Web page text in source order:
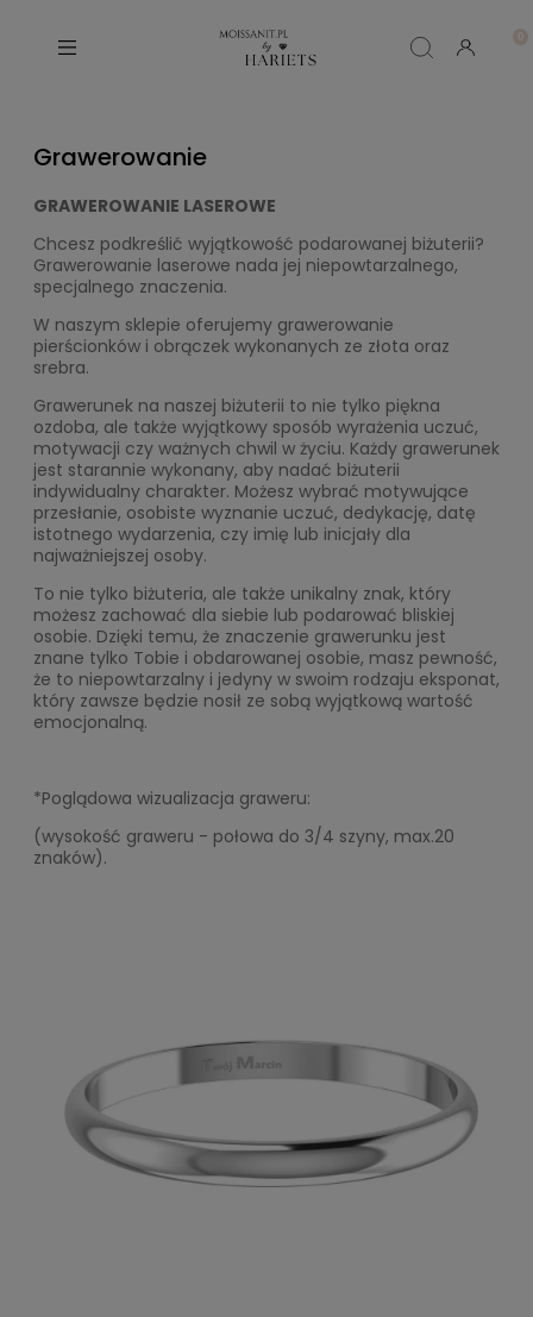
Grawerowanie
GRAWEROWANIE LASEROWE
Chcesz podkreślić wyjątkowość podarowanej biżuterii?
Grawerowanie laserowe nada jej niepowtarzalnego,
specjalnego znaczenia.
W naszym sklepie oferujemy grawerowanie
pierścionków i obrączek wykonanych ze złota oraz
srebra.
Grawerunek na naszej biżuterii to nie tylko piękna
ozdoba, ale także wyjątkowy sposób wyrażenia uczuć,
motywacji czy ważnych chwil w życiu. Każdy grawerunek
jest starannie wykonany, aby nadać biżuterii
indywidualny charakter. Możesz wybrać motywujące
przesłanie, osobiste wyznanie uczuć, dedykację, datę
istotnego wydarzenia, czy imię lub inicjały dla
najważniejszej osoby.
To nie tylko biżuteria, ale także unikalny znak, który
możesz zachować dla siebie lub podarować bliskiej
osobie. Dzięki temu, że znaczenie grawerunku jest
znane tylko Tobie i obdarowanej osobie, masz pewność,
że to niepowtarzalny i jedyny w swoim rodzaju eksponat,
który zawsze będzie nosił ze sobą wyjątkową wartość
emocjonalną.
*Poglądowa wizualizacja graweru:
(wysokość graweru - połowa do 3/4 szyny, max.20
znaków).